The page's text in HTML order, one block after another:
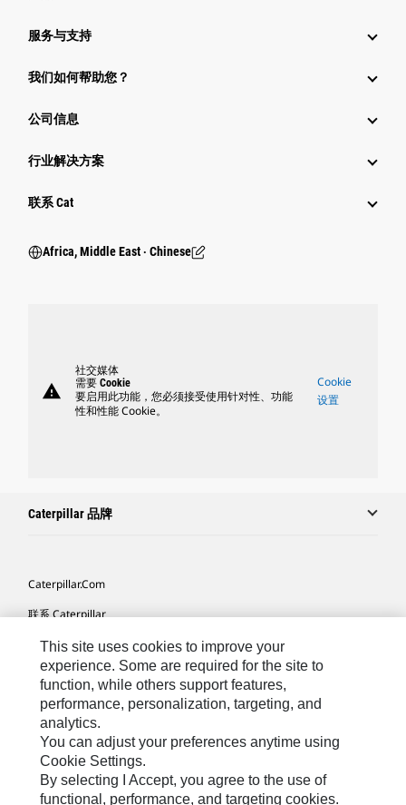
服务与支持
我们如何帮助您？
公司信息
行业解决方案
行业
联系 Cat
Africa, Middle East ‧ Chinese
warning
社交媒体
需要 Cookie
要启用此功能，您必须接受使用针对性、功能
性和性能 Cookie。
Cookie
设置
Caterpillar 品牌
Caterpillar.com
联系 Caterpillar
我的营销首选项
站点地图
Cookie Settings
法律
隐私
This site uses cookies to improve your
experience. Some are required for the site to
function, while others support features,
performance, personalization, targeting, and
analytics.
You can adjust your preferences anytime using
Cookie Settings.
By selecting I Accept, you agree to the use of
functional, performance, and targeting cookies.